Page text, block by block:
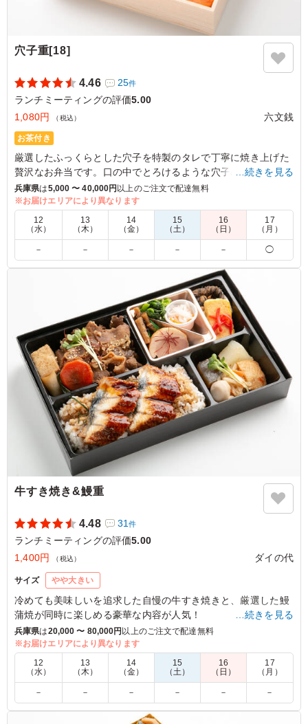
穴子重[18]
4.46 25件
ランチミーティングの評価5.00
1,080円
（税込） 六文銭
お茶付き
厳選したふっくらとした穴子を特製のタレで丁寧に焼き上げた
贅沢なお弁当です。口の中でとろけるような穴子の旨味と、香
ばしいタレの風味が絶妙にマッチします。
5.0
穴子がふっくらと柔らかく、上品な味付けでとても美味し
かったです。ご飯との相性も良く、最後まで飽きずに食べ
られました。ボリュームもちょうどよく、価格も手頃だっ
たので満足しています。また機会があれば注文したいと思
ご利用シーン：会議・セミナー›ランチミーティング
兵庫県神戸市中央区脇浜海岸通2026/08/04
…続きを見る
兵庫県は5,000 〜 40,000円 以上のご注文で配達無料
※お届けエリアにより異なります
12
（水）
13
（木）
14
（金）
15
（土）
16
（日）
17
（月）
－ － － － － ◯
牛すき焼き&鰻重
4.48 31件
ランチミーティングの評価5.00
1,400円
（税込） ダイの代
サイズ やや大きい
冷めても美味しいを追求した自慢の牛すき焼きと、厳選した鰻
蒲焼が同時に楽しめる豪華な内容が人気！
どの料理にもダイの代のこだわりがギュッと詰まっています。
5.0 （株）日立ソリューションズ
大きめのふっくらしたウナギが入っていて、ご飯にもしっ
かりとウナギのタレがかかっていておいしかったです。お
かずもいろいろな種類が入って味もそれぞれしっかりとし
…続きを見る
兵庫県は20,000 〜 80,000円以上のご注文で配達無料
※お届けエリアにより異なります
12
（水）
13
（木）
14
（金）
15
（土）
16
（日）
17
（月）
－ － － － － －